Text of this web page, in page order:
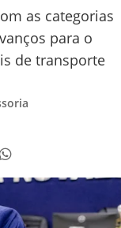
as categorias
para o
de transporte